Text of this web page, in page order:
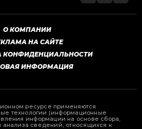
О КОМПАНИИ
НА САЙТЕ
КОНФИДЕНЦИАЛЬНОСТИ
ИНФОРМАЦИЯ
ресурсе применяются
технологии (информационные
информации на основе сбора,
анализа сведений, относящихся к